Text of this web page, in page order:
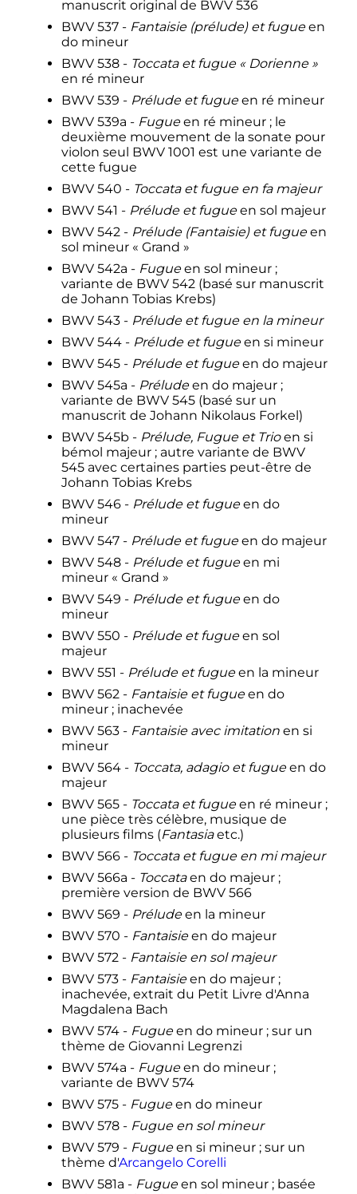
manuscrit original de BWV 536
BWV 537 - Fantaisie (prélude) et fugueen
do mineur
BWV 538 - Toccata et fugue « Dorienne »
en ré mineur
BWV 539 - Prélude et fugueen ré mineur
BWV 539a - Fugueen ré mineur ; le
deuxième mouvement de la sonate pour
violon seul BWV 1001 est une variante de
cette fugue
BWV 540 - Toccata et fugue en fa majeur
BWV 541 - Prélude et fugueen sol majeur
BWV 542 - Prélude (Fantaisie) et fugueen
sol mineur « Grand »
BWV 542a - Fugueen sol mineur ;
variante de BWV 542 (basé sur manuscrit
de Johann Tobias Krebs)
BWV 543 - Prélude et fugue en la mineur
BWV 544 - Prélude et fugueen si mineur
BWV 545 - Prélude et fugueen do majeur
BWV 545a - Préludeen do majeur ;
variante de BWV 545 (basé sur un
manuscrit de Johann Nikolaus Forkel)
BWV 545b - Prélude, Fugue et Trioen si
bémol majeur ; autre variante de BWV
545 avec certaines parties peut-être de
Johann Tobias Krebs
BWV 546 - Prélude et fugueen do
mineur
BWV 547 - Prélude et fugueen do majeur
BWV 548 - Prélude et fugueen mi
mineur « Grand »
BWV 549 - Prélude et fugueen do
mineur
BWV 550 - Prélude et fugueen sol
majeur
BWV 551 - Prélude et fugueen la mineur
BWV 562 - Fantaisie et fugueen do
mineur ; inachevée
BWV 563 - Fantaisie avec imitation en si
mineur
BWV 564 - Toccata, adagio et fugueen do
majeur
BWV 565 - Toccata et fugueen ré mineur ;
une pièce très célèbre, musique de
plusieurs films (Fantasiaetc.)
BWV 566 - Toccata et fugue en mi majeur
BWV 566a - Toccataen do majeur ;
première version de BWV 566
BWV 569 - Préludeen la mineur
BWV 570 - Fantaisieen do majeur
BWV 572 - Fantaisie en sol majeur
BWV 573 - Fantaisieen do majeur ;
inachevée, extrait du Petit Livre d'Anna
Magdalena Bach
BWV 574 - Fugueen do mineur ; sur un
thème de Giovanni Legrenzi
BWV 574a - Fugueen do mineur ;
variante de BWV 574
BWV 575 - Fugueen do mineur
BWV 578 - Fugue en sol mineur
BWV 579 - Fugueen si mineur ; sur un
thème d'Arcangelo Corelli
BWV 581a - Fugueen sol mineur ; basée